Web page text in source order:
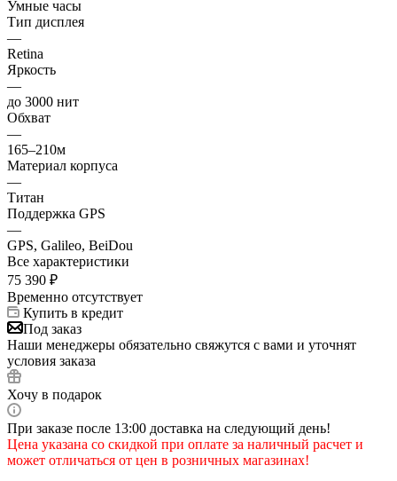
Умные часы
Тип дисплея
—
Retina
Яркость
—
до 3000 нит
Обхват
—
165–210м
Материал корпуса
—
Титан
Поддержка GPS
—
GPS, Galileo, BeiDou
Все характеристики
75 390 ₽
Временно отсутствует
Купить в кредит
Под заказ
Наши менеджеры обязательно свяжутся с вами и уточнят
условия заказа
Хочу в подарок
При заказе после 13:00 доставка на следующий день!
Цена указана со скидкой при оплате за наличный расчет и
может отличаться от цен в розничных магазинах!